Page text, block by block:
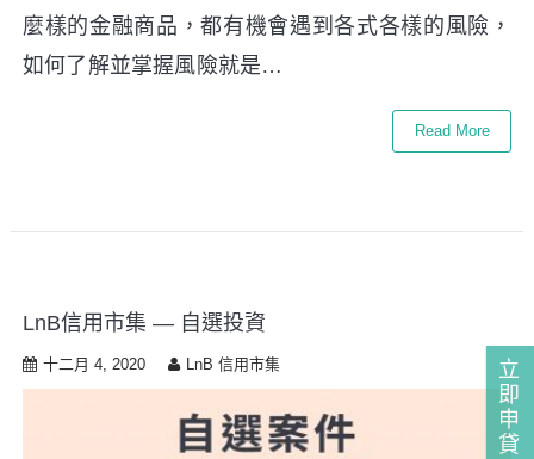
麼樣的金融商品，都有機會遇到各式各樣的風險，
如何了解並掌握風險就是…
Read More
LnB信用市集 — 自選投資
十二月 4, 2020 LnB 信用市集
立
即
申
貸